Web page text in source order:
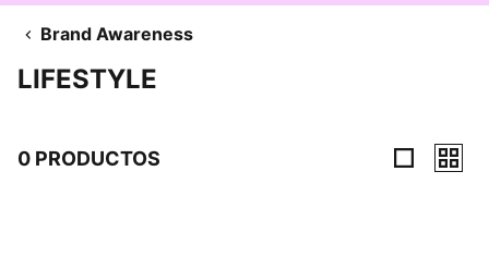
Brand Awareness
LIFESTYLE
0 PRODUCTOS